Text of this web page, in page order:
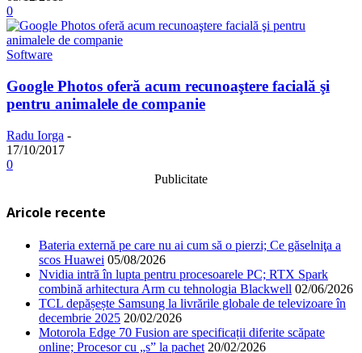
0
Software
Google Photos oferă acum recunoaştere facială şi
pentru animalele de companie
Radu Iorga -
17/10/2017
0
Publicitate
Aricole recente
Bateria externă pe care nu ai cum să o pierzi; Ce găselniţa a
scos Huawei 05/08/2026
Nvidia intră în lupta pentru procesoarele PC; RTX Spark
combină arhitectura Arm cu tehnologia Blackwell 02/06/2026
TCL depășește Samsung la livrările globale de televizoare în
decembrie 2025 20/02/2026
Motorola Edge 70 Fusion are specificații diferite scăpate
online; Procesor cu „s” la pachet 20/02/2026